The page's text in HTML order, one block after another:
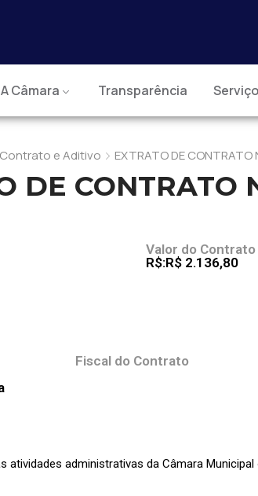
A Câmara Transparência
Contrato e Aditivo EXTRATO DE CONTRATO
DE CONTRATO
Valor do Contrato
R$:R$ 2.136,80
Fiscal do Contrato
administrativas da Câmara